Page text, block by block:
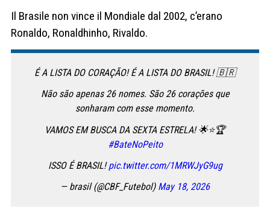
Il Brasile non vince il Mondiale dal 2002, c’erano
Ronaldo, Ronaldhinho, Rivaldo.
É A LISTA DO CORAÇÃO! É A LISTA DO BRASIL! 🇧🇷
Não são apenas 26 nomes. São 26 corações que
sonharam com esse momento.
VAMOS EM BUSCA DA SEXTA ESTRELA! 🌟⭐🏆
#BateNoPeito
ISSO É BRASIL!pic.twitter.com/1MRWJyG9ug
— brasil (@CBF_Futebol) May 18, 2026